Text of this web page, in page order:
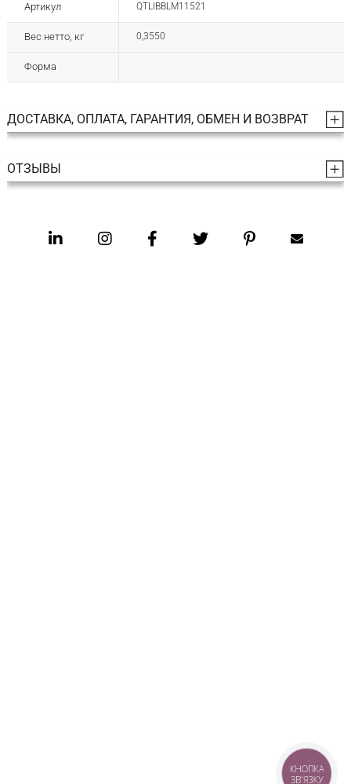
Артикул QTLIBBLM11521
Вес нетто, кг 0,3550
Форма
ДОСТАВКА, ОПЛАТА, ГАРАНТИЯ, ОБМЕН И ВОЗВРАТ
ОТЗЫВЫ
КНОПКА
ЗВ'ЯЗКУ